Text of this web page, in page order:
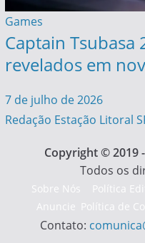
Games
Captain Tsubasa
revelados em
7 de julho de 2026
Redação Estação Litoral
Copyright © 2019
Todos os
Sobre Nós
Anuncie
Política
Política de
Contato: